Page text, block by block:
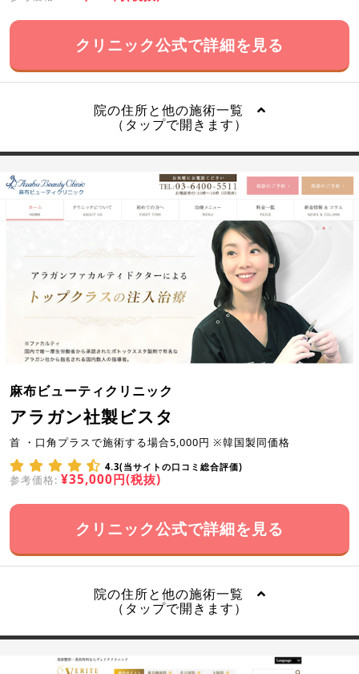
クリニック公式で詳細を見る
院の住所と他の施術一覧
（タップで開きます）
麻布ビューティクリニック
アラガン社製ビスタ
首 ・口角プラスで施術する場合5,000円 ※韓国製同価格
4.3(当サイトの口コミ総合評価)
参考価格: ¥35,000円(税抜)
クリニック公式で詳細を見る
院の住所と他の施術一覧
（タップで開きます）